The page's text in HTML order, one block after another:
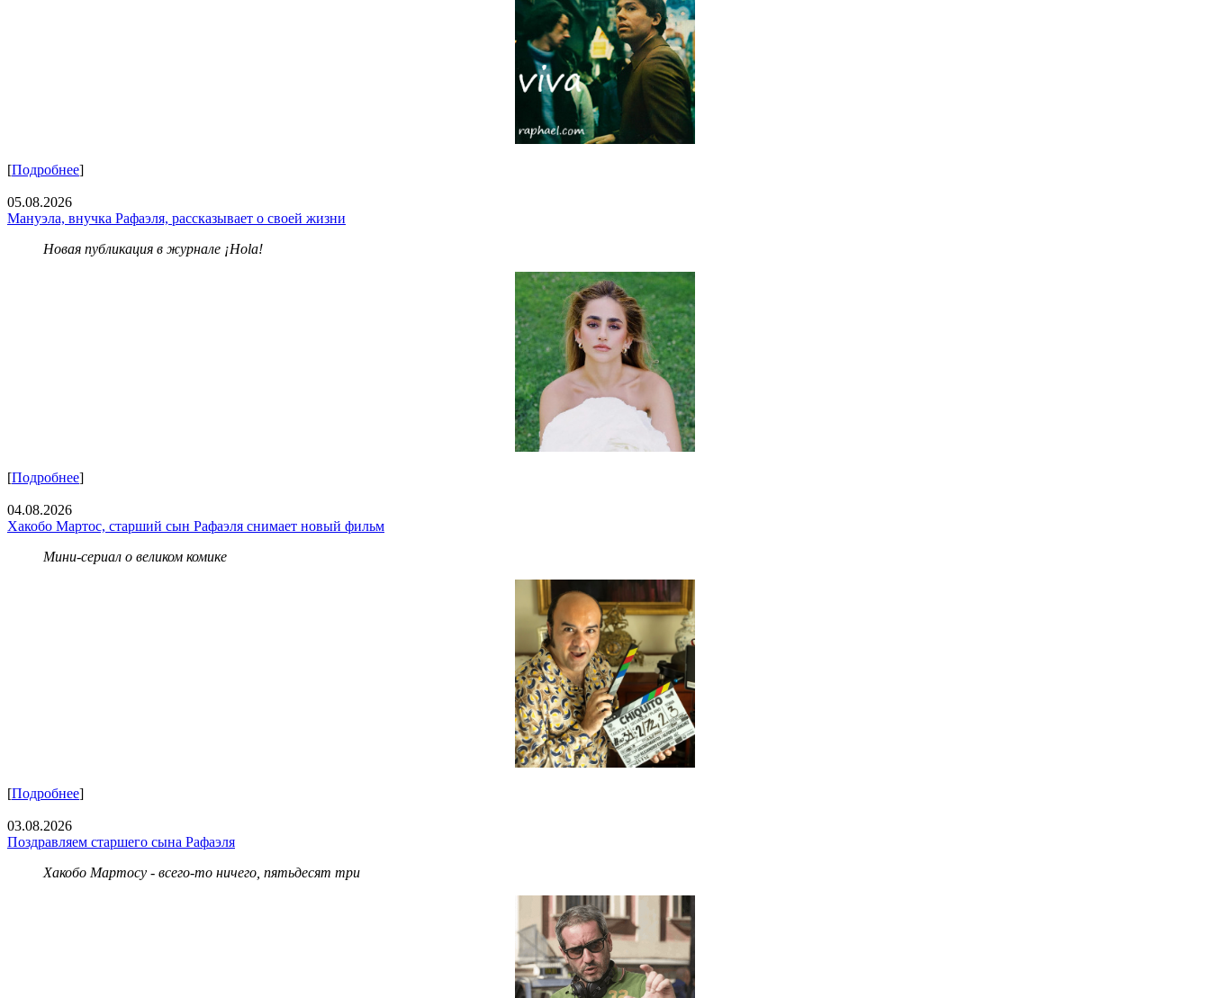
[Подробнее]
05.08.2026
Мануэла, внучка Рафаэля, рассказывает о своей жизни
Новая публикация в журнале ¡Hola!
[Подробнее]
04.08.2026
Хакобо Мартос, старший сын Рафаэля снимает новый фильм
Мини-сериал о великом комике
[Подробнее]
03.08.2026
Поздравляем старшего сына Рафаэля
Хакобо Мартосу - всего-то ничего, пятьдесят три